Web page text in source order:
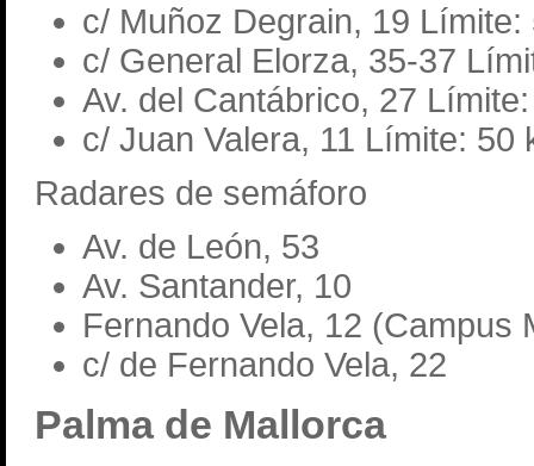
c/ Muñoz Degrain, 19 Límite:
c/ General Elorza, 35-37
Av. del Cantábrico, 27
c/ Juan Valera, 11 Límite: 50
Radares de semáforo
Av. de León, 53
Av. Santander, 10
Fernando Vela, 12 (Campus
c/ de Fernando Vela, 22
Palma de Mallorca